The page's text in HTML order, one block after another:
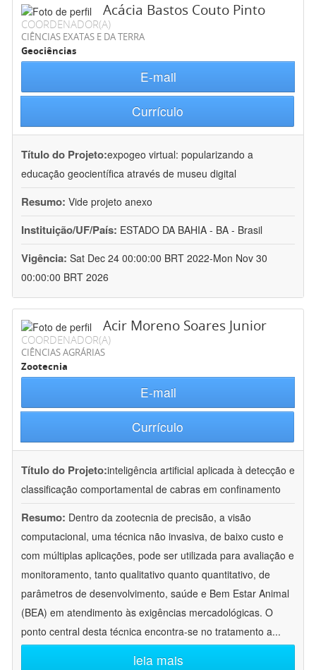
Acácia Bastos Couto Pinto
COORDENADOR(A)
CIÊNCIAS EXATAS E DA TERRA
Geociências
E-mail
Currículo
Título do Projeto:expogeo virtual: popularizando a
educação geocientífica através de museu digital
Resumo: Vide projeto anexo
Instituição/UF/País: ESTADO DA BAHIA - BA - Brasil
Vigência: Sat Dec 24 00:00:00 BRT 2022-Mon Nov 30
00:00:00 BRT 2026
Acir Moreno Soares Junior
COORDENADOR(A)
CIÊNCIAS AGRÁRIAS
Zootecnia
E-mail
Currículo
Título do Projeto:inteligência artificial aplicada à detecção e
classificação comportamental de cabras em confinamento
Resumo: Dentro da zootecnia de precisão, a visão
computacional, uma técnica não invasiva, de baixo custo e
com múltiplas aplicações, pode ser utilizada para avaliação e
monitoramento, tanto qualitativo quanto quantitativo, de
parâmetros de desenvolvimento, saúde e Bem Estar Animal
(BEA) em atendimento às exigências mercadológicas. O
ponto central desta técnica encontra-se no tratamento a...
leia mais